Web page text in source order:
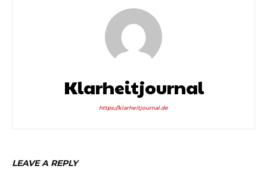
Klarheitjournal
https://klarheitjournal.de
LEAVE A REPLY